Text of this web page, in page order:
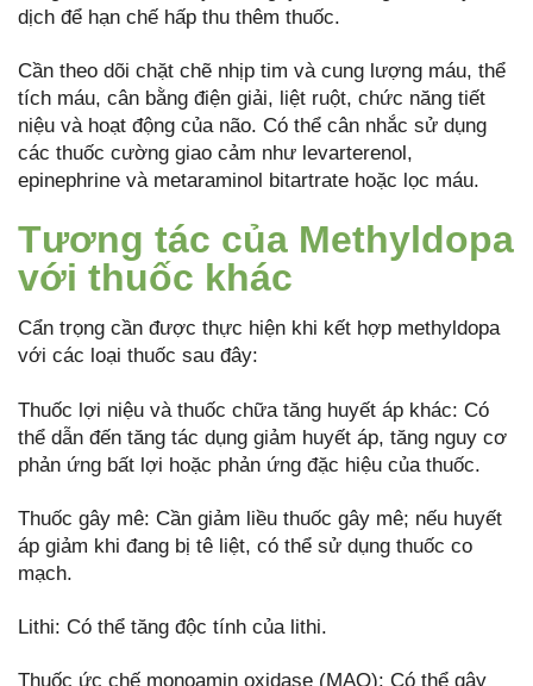
dịch để hạn chế hấp thu thêm thuốc.
Cần theo dõi chặt chẽ nhịp tim và cung lượng máu, thể
tích máu, cân bằng điện giải, liệt ruột, chức năng tiết
niệu và hoạt động của não. Có thể cân nhắc sử dụng
các thuốc cường giao cảm như levarterenol,
epinephrine và metaraminol bitartrate hoặc lọc máu.
Tương tác của Methyldopa
với thuốc khác
Cẩn trọng cần được thực hiện khi kết hợp methyldopa
với các loại thuốc sau đây:
Thuốc lợi niệu và thuốc chữa tăng huyết áp khác: Có
thể dẫn đến tăng tác dụng giảm huyết áp, tăng nguy cơ
phản ứng bất lợi hoặc phản ứng đặc hiệu của thuốc.
Thuốc gây mê: Cần giảm liều thuốc gây mê; nếu huyết
áp giảm khi đang bị tê liệt, có thể sử dụng thuốc co
mạch.
Lithi: Có thể tăng độc tính của lithi.
Thuốc ức chế monoamin oxidase (MAO): Có thể gây